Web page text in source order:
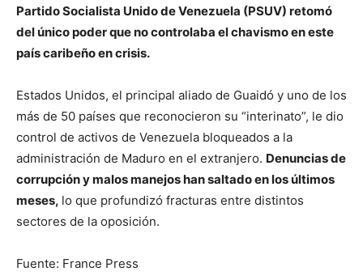
Partido Socialista Unido de Venezuela (PSUV) retomó
del único poder que no controlaba el chavismo en este
país caribeño en crisis.
Estados Unidos, el principal aliado de Guaidó y uno de los
más de 50 países que reconocieron su “interinato”, le dio
control de activos de Venezuela bloqueados a la
administración de Maduro en el extranjero. Denuncias de
corrupción y malos manejos han saltado en los últimos
meses, lo que profundizó fracturas entre distintos
sectores de la oposición.
Fuente: France Press